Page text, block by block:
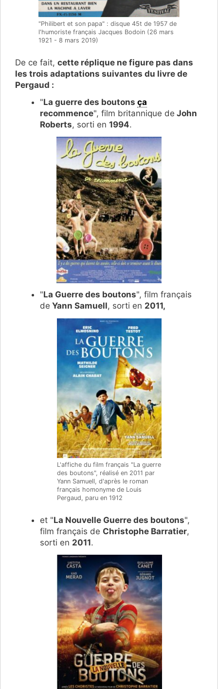
"Philibert et son papa" : disque 45t de 1957 de
l'humoriste français Jacques Bodoin (26 mars
1921 - 8 mars 2019)
De ce fait, cette réplique ne figure pas dans
les trois adaptations suivantes du livre de
Pergaud :
"La guerre des boutons ça
recommence", film britannique de John
Roberts, sorti en 1994.
"La Guerre des boutons", film français
de Yann Samuell, sorti en 2011,
L'affiche du film français "La guerre
des boutons", réalisé en 2011 par
Yann Samuell, d'après le roman
français homonyme de Louis
Pergaud, paru en 1912
et "La Nouvelle Guerre des boutons",
film français de Christophe Barratier,
sorti en 2011.